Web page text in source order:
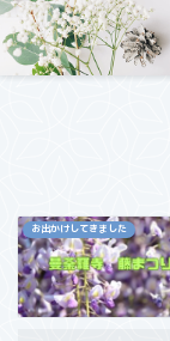
お出かけしてきました